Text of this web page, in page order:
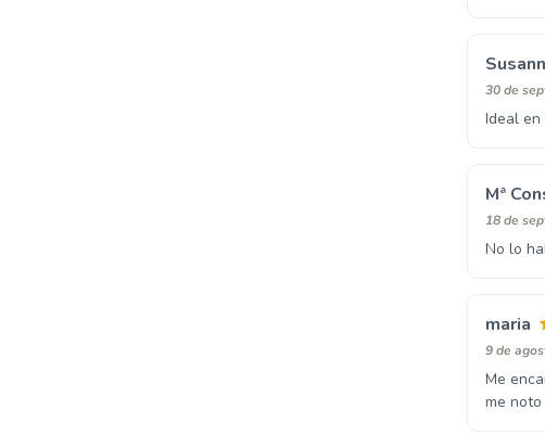
30 de
Ideal
Mª
18 de
No lo
maria
9 de
Me
me noto